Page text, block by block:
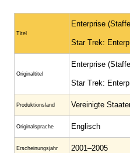
Titel
Enterprise
Star Trek:
Originaltitel
Enterprise
Star Trek:
Produktionsland Vereinigte
Originalsprache Englisch
Erscheinungsjahr 2001–2005